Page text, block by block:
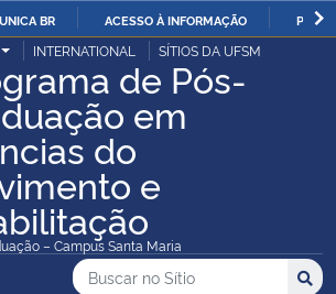
IR
PARA
O
CONTEÚDO
BR ACESSO À INFORMAÇÃO
Pública
INTERNATIONAL SÍTIOS DA UFSM
de Pós-
em
do
e
– Campus Santa Maria
Principal do Sítio
Busca
Buscar no no Sítio
Busca: